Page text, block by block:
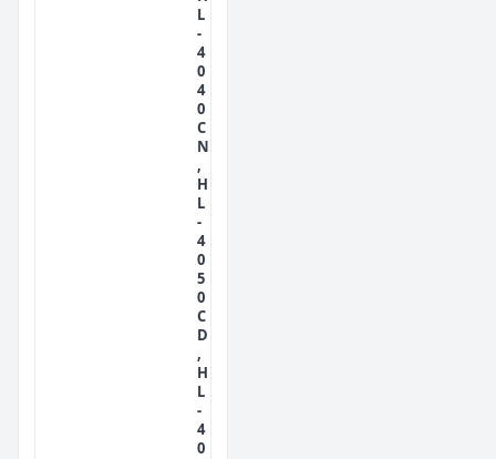
L
-
4
0
4
0
C
N
,
H
L
-
4
0
5
0
C
D
,
H
L
-
4
0